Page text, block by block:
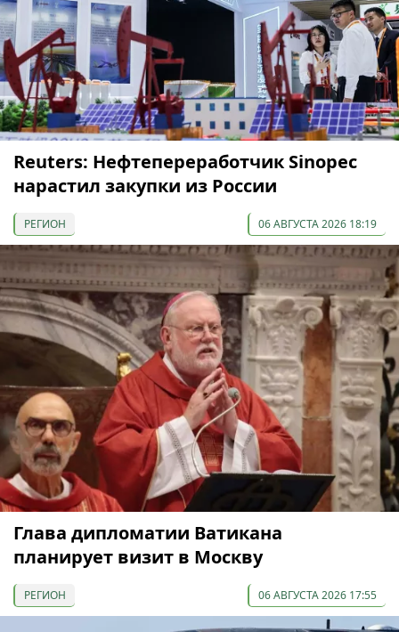
Reuters: Нефтепереработчик Sinopec
нарастил закупки из России
РЕГИОН 06 АВГУСТА 2026 18:19
Глава дипломатии Ватикана
планирует визит в Москву
РЕГИОН 06 АВГУСТА 2026 17:55